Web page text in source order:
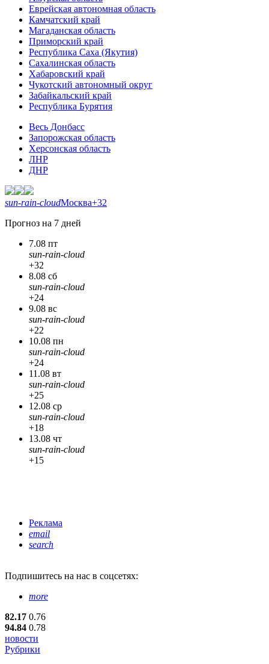
Еврейская автономная область
Камчатский край
Магаданская область
Приморский край
Республика Саха (Якутия)
Сахалинская область
Хабаровский край
Чукотский автономный округ
Забайкальский край
Республика Бурятия
Весь Донбасс
Запорожская область
Херсонская область
ЛНР
ДНР
sun-rain-cloudМосква+32
Прогноз на 7 дней
7.08 пт
sun-rain-cloud
+32
8.08 сб
sun-rain-cloud
+24
9.08 вс
sun-rain-cloud
+22
10.08 пн
sun-rain-cloud
+24
11.08 вт
sun-rain-cloud
+25
12.08 ср
sun-rain-cloud
+18
13.08 чт
sun-rain-cloud
+15
Реклама
email
search
Подпишитесь на нас в соцсетях:
more
82.17 0.76
94.84 0.78
новости
Рубрики